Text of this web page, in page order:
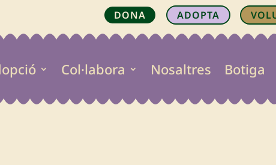
DONA ADOPTA
Col·labora Nosaltres Botiga